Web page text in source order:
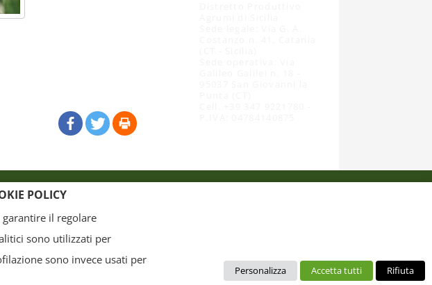
Agrumi di Sicilia" e tutelati dal diritto d’autore. È pertanto vietato copiarli, pubblicarli,
per il download, sono da intendere esclusivamente per uso personale. Possono essere
POLICY
il regolare
sono utilizzati per
sono invece usati per
Personalizza Accetta tutti Rifiuta